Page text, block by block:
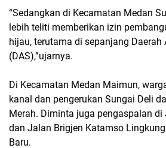
“Sedangkan di Kecamatan Medan
lebih teliti memberikan izin
hijau, terutama di sepanjang Daerah
(DAS),”ujarnya.
Di Kecamatan Medan Maimun,
kanal dan pengerukan Sungai Deli
Merah. Diminta juga pengaspalan
dan Jalan Brigjen Katamso
Baru.